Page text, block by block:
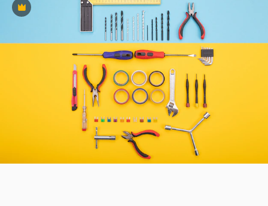
Premium